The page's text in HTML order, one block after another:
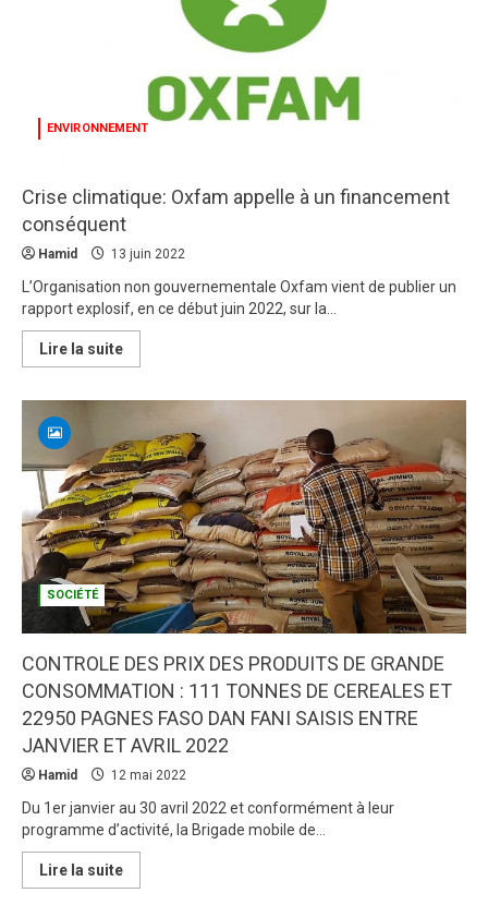
mire
ENVIRONNEMENT
Crise climatique: Oxfam appelle à un financement
conséquent
Hamid 13 juin 2022
L’Organisation non gouvernementale Oxfam vient de publier un
rapport explosif, en ce début juin 2022, sur la...
Lire la suiteEn
savoir
Oxfam
appelle
à
un
financement
conséquent
SOCIÉTÉ
CONTROLE DES PRIX DES PRODUITS DE GRANDE
CONSOMMATION : 111 TONNES DE CEREALES ET
22950 PAGNES FASO DAN FANI SAISIS ENTRE
JANVIER ET AVRIL 2022
Hamid 12 mai 2022
Du 1er janvier au 30 avril 2022 et conformément à leur
programme d’activité, la Brigade mobile de...
Lire la suiteEn
savoir